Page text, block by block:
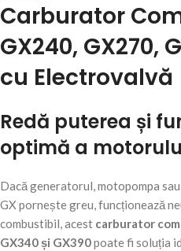
Carburator
GX240, GX270,
cu Electrovalvă
Redă puterea și
optimă a
Dacă generatorul, motopompa
GX pornește greu, funcționează
combustibil, acest carburator
GX340 și GX390poate fi soluția